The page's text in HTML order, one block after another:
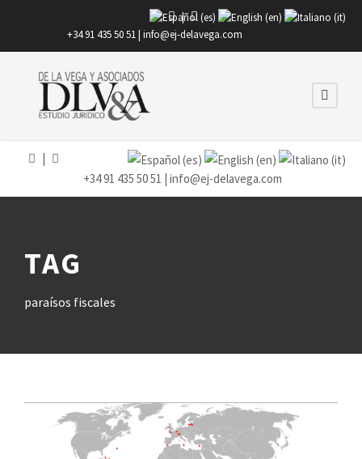
|
+34 91 435 50 51 | info@ej-delavega.com
+34 91 435 50 51 | info@ej-delavega.com
TAG
paraísos fiscales